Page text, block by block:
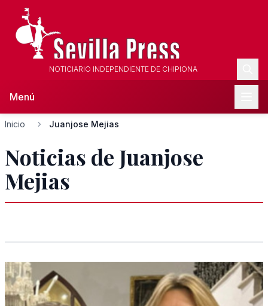
NOTICIARIO INDEPENDIENTE DE CHIPIONA
Menú
Inicio Juanjose Mejias
Noticias de Juanjose
Mejias